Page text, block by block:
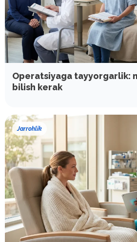
Operatsiyaga tayyorgarlik:
bilish kerak
Jarrohlik